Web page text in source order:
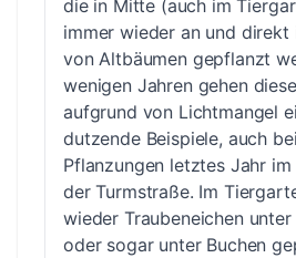
die in Mitte (auch im
immer wieder an und direkt
von Altbäumen gepflanzt
wenigen Jahren gehen
aufgrund von Lichtmangel
dutzende Beispiele, auch
Pflanzungen letztes Jahr
der Turmstraße. Im
wieder Traubeneichen
oder sogar unter Buchen